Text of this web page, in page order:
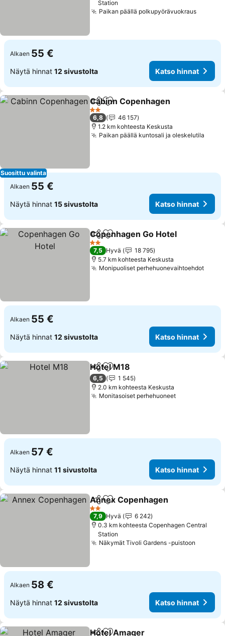
Station
Paikan päällä polkupyörävuokraus
Alkaen 55 €
Näytä hinnat 12 sivustolta Katso hinnat
Suosittu valinta
Jaa Lisää suosikkeihin
Cabinn Copenhagen
2 Tähtiluokitus
6,8
46 157
1.2 km kohteesta Keskusta
Paikan päällä kuntosali ja oleskelutila
Alkaen 55 €
Näytä hinnat 15 sivustolta Katso hinnat
Jaa Lisää suosikkeihin
Copenhagen Go Hotel
2 Tähtiluokitus
7,5 Hyvä
18 795
5.7 km kohteesta Keskusta
Monipuoliset perhehuonevaihtoehdot
Alkaen 55 €
Näytä hinnat 12 sivustolta Katso hinnat
Jaa Lisää suosikkeihin
Hotel M18
6,5
1 545
2.0 km kohteesta Keskusta
Monitasoiset perhehuoneet
Alkaen 57 €
Näytä hinnat 11 sivustolta Katso hinnat
Jaa Lisää suosikkeihin
Annex Copenhagen
2 Tähtiluokitus
7,9 Hyvä
6 242
0.3 km kohteesta Copenhagen Central
Station
Näkymät Tivoli Gardens -puistoon
Alkaen 58 €
Näytä hinnat 12 sivustolta Katso hinnat
Hotel Amager